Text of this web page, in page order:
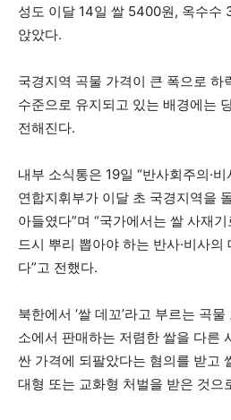
성도 이달 14일 쌀 5400원, 옥수수
앉았다.
국경지역 곡물 가격이 큰 폭으로 하
수준으로 유지되고 있는 배경에는
전해진다.
내부 소식통은 19일 “반사회주의·
연합지휘부가 이달 초 국경지역을
아들였다”며 “국가에서는 쌀 사재
드시 뿌리 뽑아야 하는 반사·비사의
다”고 전했다.
북한에서 ‘쌀 데꼬’라고 부르는 곡
소에서 판매하는 저렴한 쌀을 다른
싼 가격에 되팔았다는 혐의를 받고
대형 또는 교화형 처벌을 받은 것으